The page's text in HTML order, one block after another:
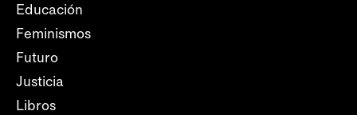
Educación
Feminismos
Futuro
Justicia
Libros